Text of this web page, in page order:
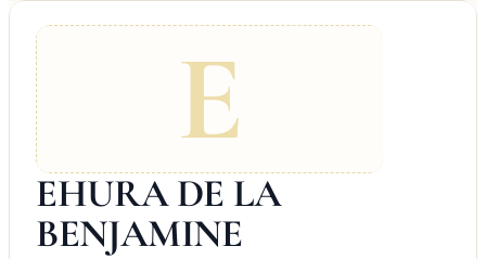
E
EHURA DE LA
BENJAMINE